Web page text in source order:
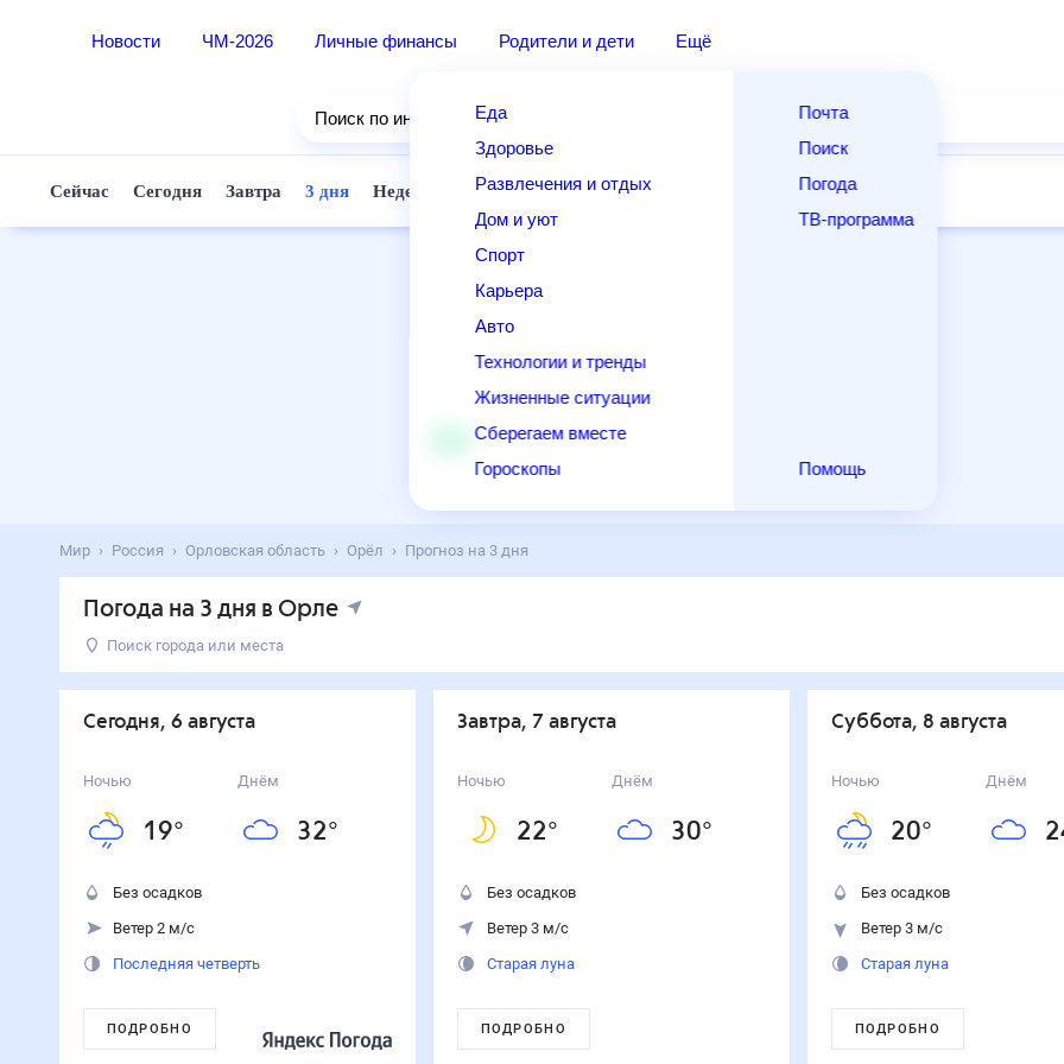
Новости ЧМ-2026 Личные финансы Родители и дети Ещё
Еда
Здоровье
Развлечения и отдых
Дом и уют
Спорт
Карьера
Авто
Технологии и тренды
Жизненные ситуации
Сберегаем вместе
Гороскопы
Почта
Поиск
Погода
ТВ-программа
Помощь
Поиск по интернету
Сейчас Сегодня Завтра 3 дня Неделя 10 дней 14 дней Выходные
Мир Россия Орловская область Орёл Прогноз на 3 дня
Погода на 3 дня в Орле
Поиск города или места
День Температура
Сегодня
6 августа
30° м/с
Суббота
Сегодня, 6 августа
Ночью
19°
Днём
32°
Без осадков
Ветер 2 м/с
Последняя четверть
ПОДРОБНО
Завтра, 7 августа
Ночью
22°
Днём
30°
Без осадков
Ветер 3 м/с
Старая луна
ПОДРОБНО
суббота, 8 августа
Ночью
20°
Днём
Без осадков
Ветер 3 м/с
Старая луна
ПОДРОБНО